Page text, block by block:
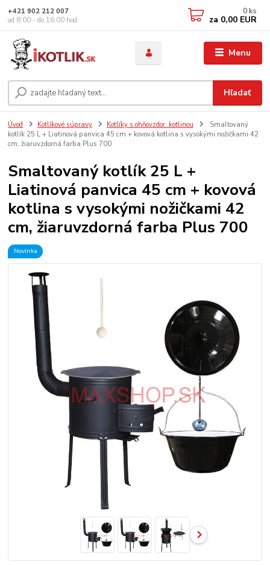
Menu
Hľadať
+421 902 212 007
od 8:00 - do 16:00 hod
0 ks
za 0,00 EUR
Úvod Kotlíkové súpravy Kotlíky s ohňovzdor. kotlinou
Smaltovaný
kotlík 25 L + Liatinová panvica 45 cm + kovová kotlina s vysokými nožičkami 42
cm, žiaruvzdorná farba Plus 700
Smaltovaný kotlík 25 L +
Liatinová panvica 45 cm + kovová
kotlina s vysokými nožičkami 42
cm, žiaruvzdorná farba Plus 700
Novinka